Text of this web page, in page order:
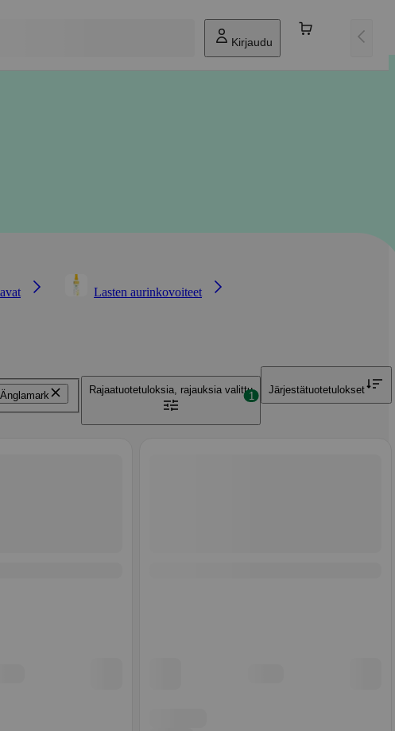
Kirjaudu
Lasten aurinkovoiteet
Änglamark Rajaatuotetuloksia, rajauksia valittu
1
Järjestätuotetulokset